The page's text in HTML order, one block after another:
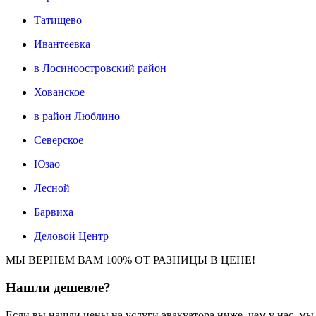
Татищево
Ивантеевка
в Лосиноостровский район
Хованское
в район Люблино
Северское
Юзао
Лесной
Барвиха
Деловой Центр
МЫ ВЕРНЕМ ВАМ 100% ОТ РАЗНИЦЫ В ЦЕНЕ!
Нашли дешевле?